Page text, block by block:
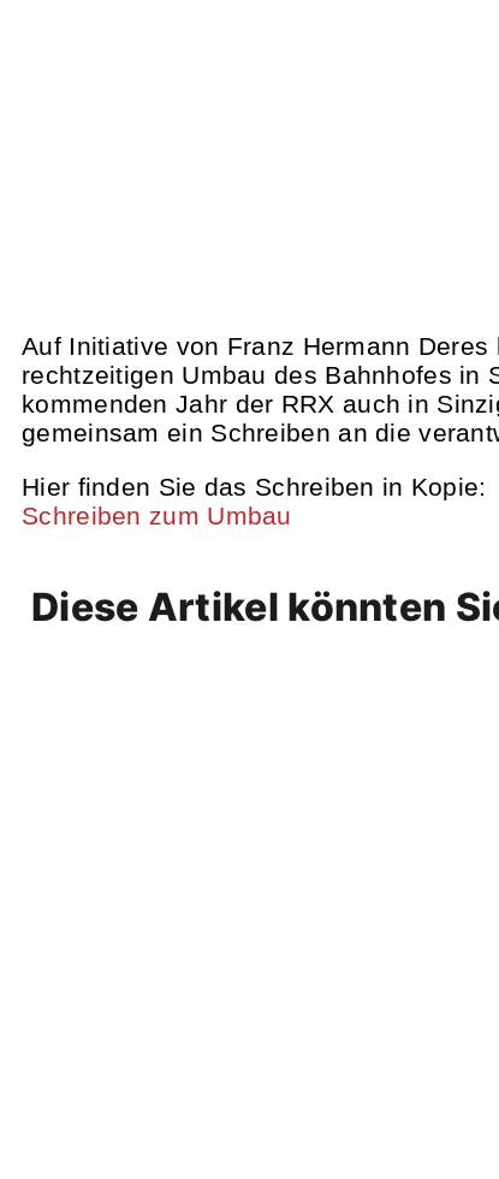
Auf Initiative von Franz Hermann
rechtzeitigen Umbau des Bahnhofes in
kommenden Jahr der RRX auch in
gemeinsam ein Schreiben an die
Hier finden Sie das Schreiben in Kopie:
Schreiben zum Umbau
Diese Artikel könnten